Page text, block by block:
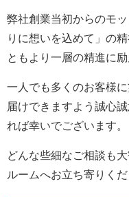
地域の皆様がお住いに
談いただける店舗を目
弊社創業当初からのモ
りに想いを込めて」の
ともより一層の精進に
一人でも多くのお客様
届けできますよう誠心